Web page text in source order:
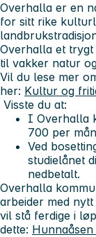
Overhalla er en
for sitt rike
Overhalla et
til vakker natur
Vil du lese mer
her: Kultur og
Visste du at:
I Overhalla
700 per
Ved
studielånet
nedbetalt.
Overhalla
arbeider med
vil stå ferdige i
dette: